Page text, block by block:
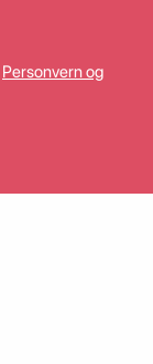
Personvern og